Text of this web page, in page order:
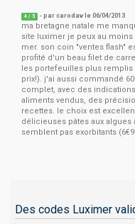
4 / 5 - parcarodav le 06/04/2013
ma bretagne natale me
site luximer je peux au
mer. son coin "ventes flash"
profité d'un beau filet de
les portefeuilles plus remplis
prix!). j'ai aussi commandé
complet, avec des
aliments vendus, des
recettes. le choix est
délicieuses pâtes aux algues
semblent pas exorbitants
Des codes Luximer